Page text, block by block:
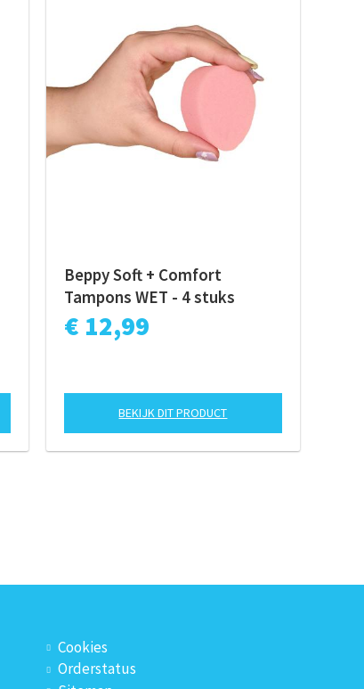
Beppy Soft + Comfort
Tampons WET - 4 stuks
€ 12,99
BEKIJK DIT PRODUCT
Cookies
Orderstatus